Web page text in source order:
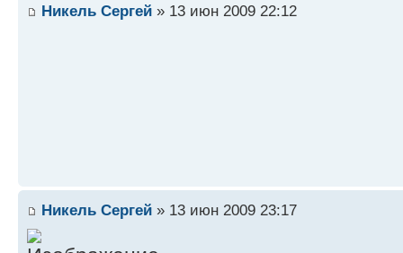
Никель Сергей » 13 июн 2009 22:12
Никель Сергей » 13 июн 2009 23:17